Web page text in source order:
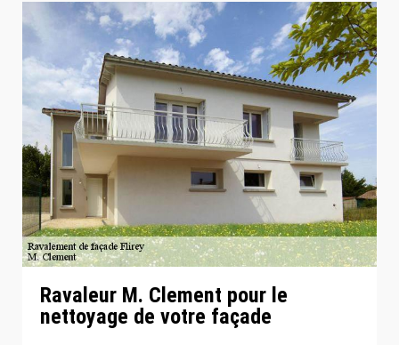
Ravaleur M. Clement pour le
nettoyage de votre façade